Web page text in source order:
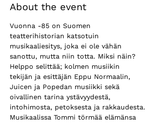
About the event
Vuonna -85 on Suomen
teatterihistorian katsotuin
musikaaliesitys, joka ei ole vähän
sanottu, mutta niin totta. Miksi näin?
Helppo selittää; kolmen musiikin
tekijän ja esittäjän Eppu Normaalin,
Juicen ja Popedan musiikki sekä
oivallinen tarina ystävyydestä,
intohimosta, petoksesta ja rakkaudesta.
Musikaalissa Tommi törmää elämänsa